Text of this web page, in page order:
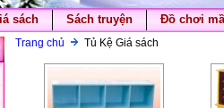
sách Sách truyện Đồ chơi
Trang chủ Tủ Kệ Giá sách